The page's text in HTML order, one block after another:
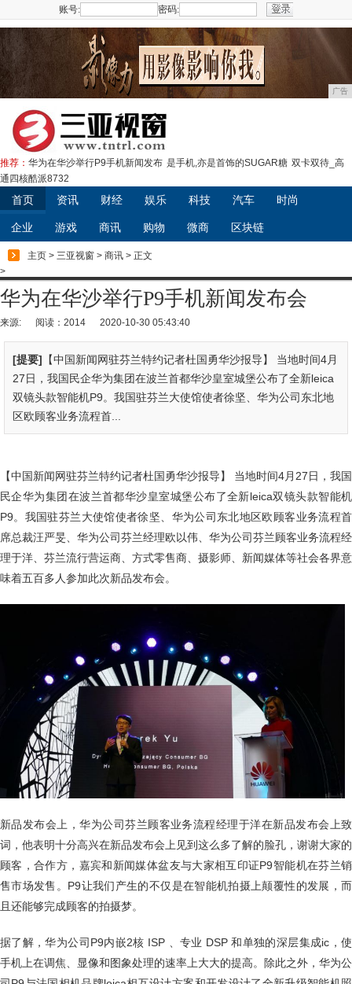
账号: 密码:
广告
推荐： 华为在华沙举行P9手机新闻发布 是手机,亦是首饰的SUGAR糖 双卡双待_高
通四核酷派8732
首页 资讯 财经 娱乐 科技 汽车 时尚
企业 游戏 商讯 购物 微商 区块链
主页 > 三亚视窗 > 商讯 > 正文
>
华为在华沙举行P9手机新闻发布会
来源: 阅读：2014 2020-10-30 05:43:40
[提要] 【中国新闻网驻芬兰特约记者杜国勇华沙报导】 当地时间4月
27日，我国民企华为集团在波兰首都华沙皇室城堡公布了全新leica
双镜头款智能机P9。我国驻芬兰大使馆使者徐坚、华为公司东北地
区欧顾客业务流程首...
【中国新闻网驻芬兰特约记者杜国勇华沙报导】 当地时间4月27日，我国
民企华为集团在波兰首都华沙皇室城堡公布了全新leica双镜头款智能机
P9。我国驻芬兰大使馆使者徐坚、华为公司东北地区欧顾客业务流程首
席总裁汪严旻、华为公司芬兰经理欧以伟、华为公司芬兰顾客业务流程经
理于洋、芬兰流行营运商、方式零售商、摄影师、新闻媒体等社会各界意
味着五百多人参加此次新品发布会。
新品发布会上，华为公司芬兰顾客业务流程经理于洋在新品发布会上致
词，他表明十分高兴在新品发布会上见到这么多了解的脸孔，谢谢大家的
顾客，合作方，嘉宾和新闻媒体盆友与大家相互印证P9智能机在芬兰销
售市场发售。P9让我们产生的不仅是在智能机拍摄上颠覆性的发展，而
且还能够完成顾客的拍摄梦。
据了解，华为公司P9内嵌2核 ISP 、专业 DSP 和单独的深层集成ic，使
手机上在调焦、显像和图象处理的速率上大大的提高。除此之外，华为公